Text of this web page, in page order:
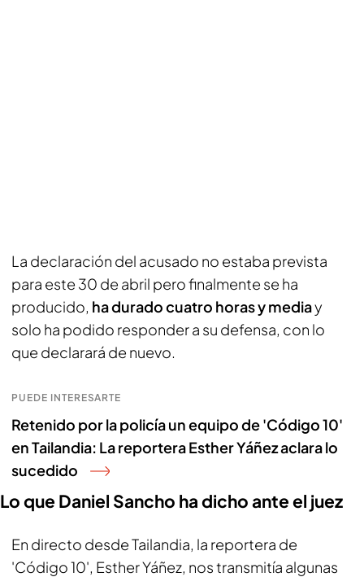
La declaración del acusado no estaba prevista
para este 30 de abril pero finalmente se ha
producido, ha durado cuatro horas y mediay
solo ha podido responder a su defensa, con lo
que declarará de nuevo.
PUEDE INTERESARTE
Retenido por la policía un equipo de 'Código 10'
en Tailandia: La reportera Esther Yáñez aclara lo
sucedido
Lo que Daniel Sancho ha dicho ante el juez
En directo desde Tailandia, la reportera de
'Código 10', Esther Yáñez, nos transmitía algunas